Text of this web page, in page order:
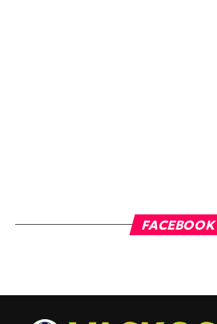
FACEBOOK